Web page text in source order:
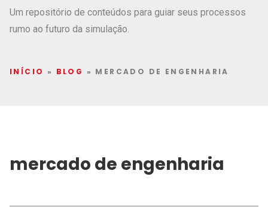
Um repositório de conteúdos para guiar seus processos
rumo ao futuro da simulação.
INÍCIO » BLOG » MERCADO DE ENGENHARIA
mercado de engenharia